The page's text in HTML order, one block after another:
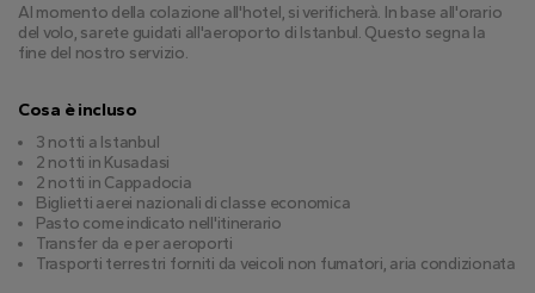
Al momento della colazione all'hotel, si verificherà. In base all'orario
del volo, sarete guidati all'aeroporto di Istanbul. Questo segna la
fine del nostro servizio.
Cosa è incluso
3 notti a Istanbul
2 notti in Kusadasi
2 notti in Cappadocia
Biglietti aerei nazionali di classe economica
Pasto come indicato nell'itinerario
Transfer da e per aeroporti
Trasporti terrestri forniti da veicoli non fumatori, aria condizionata